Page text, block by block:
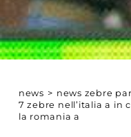
news > news zebre
7 zebre nell’italia a in
la romania a